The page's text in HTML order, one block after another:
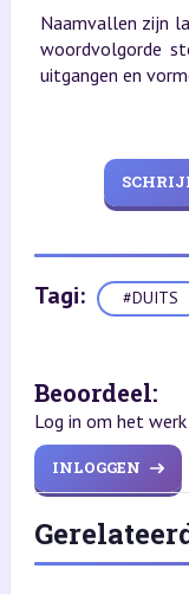
Naamvallen zijn
woordvolgorde
uitgangen en
Tagi: #DUITS
Beoordeel:
Log in om het
INLOGGEN